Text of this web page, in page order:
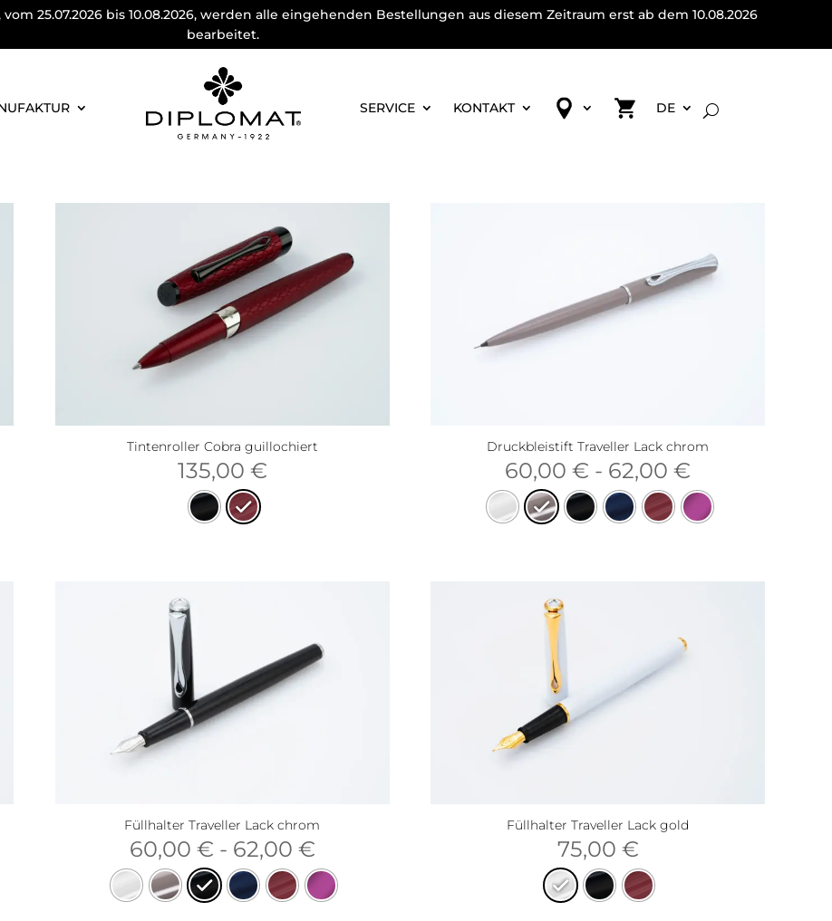
25.07.2026 bis 10.08.2026, werden alle eingehenden Bestellungen aus diesem Zeitraum erst ab dem 10.08.2026
bearbeitet.
SERVICE KONTAKT DE
Tintenroller Cobra guillochiert
135,00 €
Druckbleistift Traveller Lack chrom
60,00€ - 62,00€
Füllhalter Traveller Lack chrom
60,00 € - 62,00 €
Füllhalter Traveller Lack gold
75,00 €